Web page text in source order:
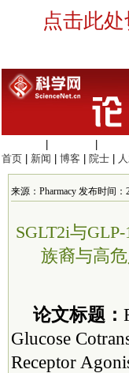
点击此
首页
新闻 博客 院士
来源：Pharmacy 发布时间：
SGLT2i与
族裔与高
论文标题：
Glucose
Receptor